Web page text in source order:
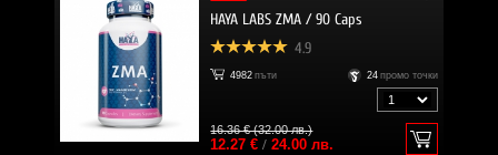
HAYA LABS ZMA / 90 Caps
4.9
4982 пъти 24 промо точки
16.36 € (32.00 лв.)
12.27 €/ 24.00 лв.